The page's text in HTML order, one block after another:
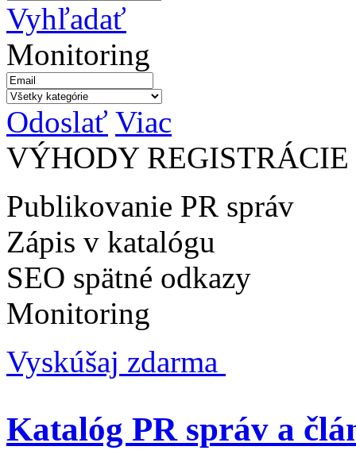
Vyhľadať
Monitoring
Odoslať Viac
VÝHODY REGISTRÁCIE
Publikovanie PR správ
Zápis v katalógu
SEO spätné odkazy
Monitoring
Vyskúšaj zdarma
Katalóg PR správ a